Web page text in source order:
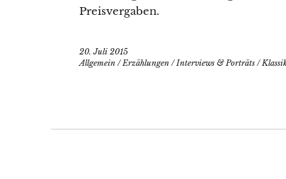
Preisvergaben.
20. Juli 2015
Allgemein /Erzählungen /Interviews & Porträts /